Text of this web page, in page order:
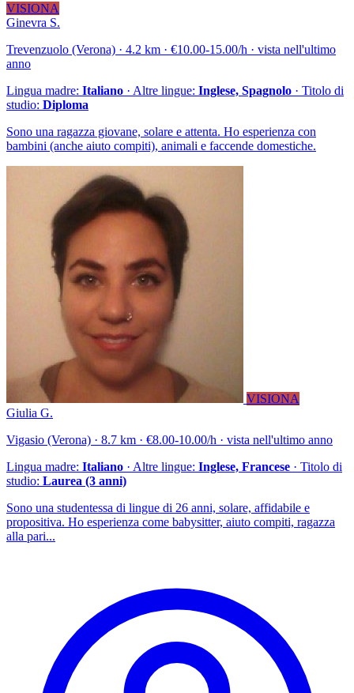
VISIONA
Ginevra S.
Trevenzuolo (Verona) · 4.2 km · €10.00-15.00/h · vista nell'ultimo
anno
Lingua madre: Italiano · Altre lingue: Inglese, Spagnolo · Titolo di
studio: Diploma
Sono una ragazza giovane, solare e attenta. Ho esperienza con
bambini (anche aiuto compiti), animali e faccende domestiche.
VISIONA
Giulia G.
Vigasio (Verona) · 8.7 km · €8.00-10.00/h · vista nell'ultimo anno
Lingua madre: Italiano · Altre lingue: Inglese, Francese · Titolo di
studio: Laurea (3 anni)
Sono una studentessa di lingue di 26 anni, solare, affidabile e
propositiva. Ho esperienza come babysitter, aiuto compiti, ragazza
alla pari...